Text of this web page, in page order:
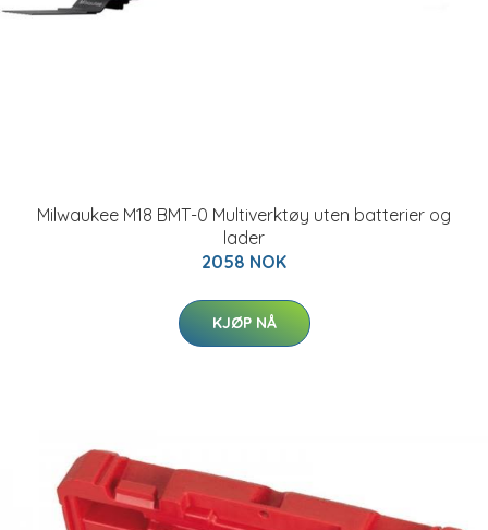
Milwaukee M18 BMT-0 Multiverktøy uten batterier og
lader
2058 NOK
KJØP NÅ